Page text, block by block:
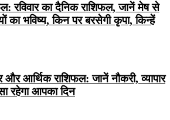
रविवार का दैनिक राशिफल, जानें मेष से
का भविष्य, किन पर बरसेगी कृपा, किन्हें
आर्थिक राशिफल: जानें नौकरी, व्यापार
रहेगा आपका दिन